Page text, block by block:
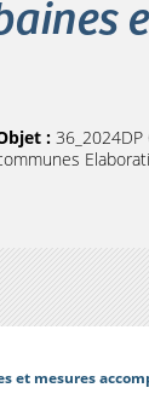
:
et mesures